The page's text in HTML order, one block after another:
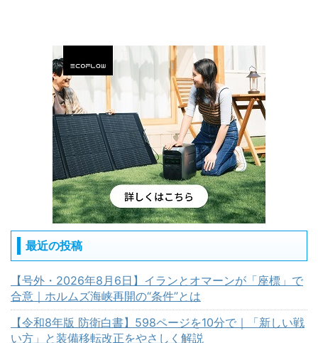
最近の投稿
【号外・2026年8月6日】イランとオマーンが「座標」で
合意｜ホルムズ海峡再開の“条件”とは
【令和8年版 防衛白書】598ページを10分で｜「新しい戦
い方」と装備移転改正をやさしく解説